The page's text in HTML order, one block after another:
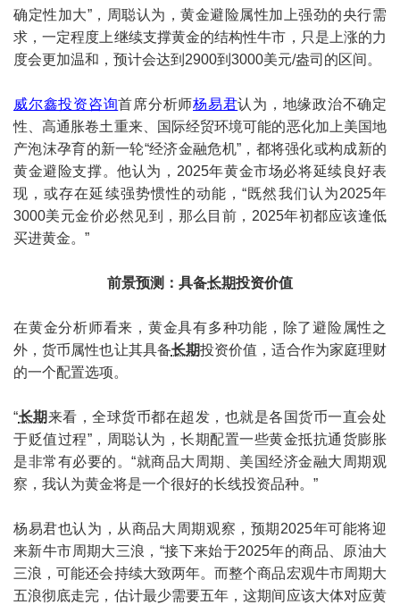
确定性加大”，周聪认为，黄金避险属性加上强劲的央行需
求，一定程度上继续支撑黄金的结构性牛市，只是上涨的力
度会更加温和，预计会达到2900到3000美元/盎司的区间。
威尔鑫投资咨询首席分析师杨易君认为，地缘政治不确定
性、高通胀卷土重来、国际经贸环境可能的恶化加上美国地
产泡沫孕育的新一轮“经济金融危机”，都将强化或构成新的
黄金避险支撑。他认为，2025年黄金市场必将延续良好表
现，或存在延续强势惯性的动能，“既然我们认为2025年
3000美元金价必然见到，那么目前，2025年初都应该逢低
买进黄金。”
前景预测：具备长期投资价值
在黄金分析师看来，黄金具有多种功能，除了避险属性之
外，货币属性也让其具备长期投资价值，适合作为家庭理财
的一个配置选项。
“长期来看，全球货币都在超发，也就是各国货币一直会处
于贬值过程”，周聪认为，长期配置一些黄金抵抗通货膨胀
是非常有必要的。“就商品大周期、美国经济金融大周期观
察，我认为黄金将是一个很好的长线投资品种。”
杨易君也认为，从商品大周期观察，预期2025年可能将迎
来新牛市周期大三浪，“接下来始于2025年的商品、原油大
三浪，可能还会持续大致两年。而整个商品宏观牛市周期大
五浪彻底走完，估计最少需要五年，这期间应该大体对应黄